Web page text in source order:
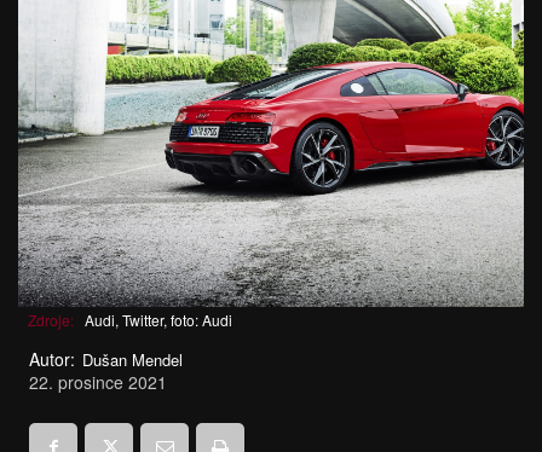
Zdroje: Audi, Twitter, foto: Audi
Autor: Dušan Mendel
22. prosince 2021